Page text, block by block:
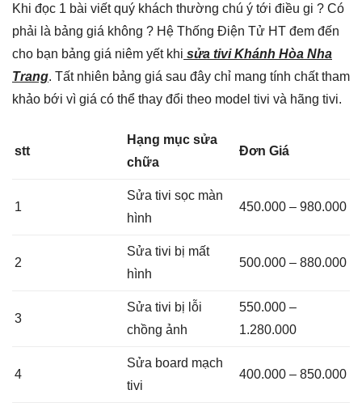
Khi đọc 1 bài viết quý khách thường chú ý tới điều gi ? Có
phải là bảng giá không ? Hệ Thống Điện Tử HT đem đến
cho bạn bảng giá niêm yết khi sửa tivi Khánh Hòa Nha
Trang. Tất nhiên bảng giá sau đây chỉ mang tính chất tham
khảo bới vì giá có thể thay đổi theo model tivi và hãng tivi.
stt
Hạng mục sửa
chữa
Đơn Giá
1
Sửa tivi sọc màn
hình
450.000 – 980.000
2
Sửa tivi bị mất
hình
500.000 – 880.000
3
Sửa tivi bị lỗi
chồng ảnh
550.000 –
1.280.000
4
Sửa board mạch
tivi
400.000 – 850.000